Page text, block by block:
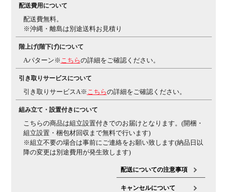
保証について 1～10年保証(部位により保証期間が変わります)
くは こちら
島などの一部地域では発送後に発生した不良・傷などに
組み立て 現地組立品※お客様組み立て不要(現地にて業者が組み
立て作業を行います)
適な体圧分散が可能です。・グリーン購入法適合製品
ご注意
※クッションフロアー上ではご使用にならないでくださ
い。床を傷つける場合があります。
配送費用について
配送費無料。
※沖縄・離島は別途送料お見積り
階上げ(階下げ)について
Aパターン※ こちらの詳細をご確認ください。
引き取りサービスについて
引き取りサービスA※ こちらの詳細をご確認ください。
組み立て・設置付きについて
こちらの商品は組立設置付きでのお届けとなります。(開梱・
組立設置・梱包材回収まで無料で行います)
※組立不要の場合は事前にご連絡をお願い致します(納品日以
降の変更は別途費用が発生致します)
配送についての注意事項
キャンセルについて